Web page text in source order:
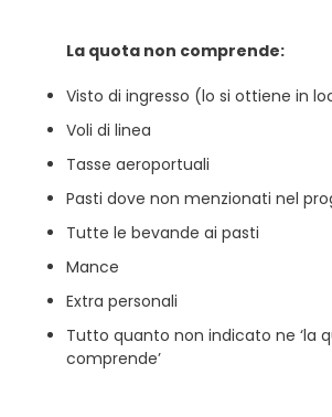
La quota non comprende:
Visto di ingresso (lo si ottiene in
Voli di linea
Tasse aeroportuali
Pasti dove non menzionati nel
Tutte le bevande ai pasti
Mance
Extra personali
Tutto quanto non indicato ne ‘la
comprende’